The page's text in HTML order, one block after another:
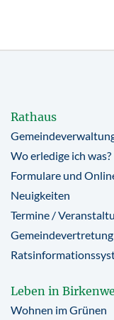
Rathaus
Wo erledige ich was?
Formulare und
Neuigkeiten
Termine /
Gemeindevertretung
Leben in
Wohnen im Grünen